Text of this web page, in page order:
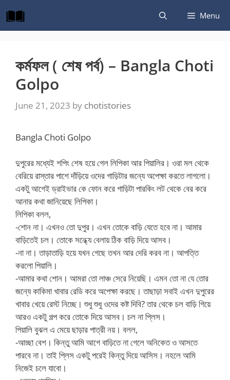
to
content
Menu
কর্মফল ( শেষ পর্ব) – Bangla Choti
Golpo
June 21, 2023 by chotistories
Bangla Choti Golpo
দুপুরের মধ্যেই শপিং শেষ হয়ে গেল লিপিকা আর পিয়ালির। ওরা মল থেকে
বেরিয়ে রাস্তার পাশে দাঁড়িয়ে ওদের গাড়িটার জন্যে অপেক্ষা করতে লাগলো।
একটু আগেই ড্রাইভার কে ফোন করে গাড়িটা পারকিং লট থেকে বের করে
আনার কথা জানিয়েছে লিপিকা।
লিপিকা বলল,
-শোন না। এখনও তো দুপুর। এখন তোকে বাড়ি যেতে হবে না। আমার
বাড়িতেই চল। তোকে সন্ধ্যে বেলায় ঠিক বাড়ি দিয়ে আসব।
-না না। তাড়াতাড়ি হয়ে যখন গেছে তখন আর দেরি করব না। আপত্তি
করলো পিয়ালি।
-আমার কথা শোন। আমরা তো লাঞ্চ সেরে নিয়েছি। এমন তো না যে তোর
জন্যে কাকিমা খাবার রেডি করে অপেক্ষা করছে। তাছাড়া সবাই এখন দুপুরের
খাবার খেয়ে রেস্ট নিচ্ছে। শুধু শুধু ওদের কষ্ট দিবি? তার থেকে চল বাড়ি গিয়ে
আরও একটু গল্প করে তোকে দিয়ে আসব। চল না প্লিস।
পিয়ালি বুঝল এ মেয়ে ছাড়ার পাত্রী নয়। বলল,
-আচ্ছা বেশ। কিন্তু আমি আগে বাড়িতে না গেলে অনিকেত ও আসতে
পারবে না। তাই প্লিস একটু পরেই কিন্তু দিয়ে আসিস। নহলে আমি
নিজেই চলে যাবো।